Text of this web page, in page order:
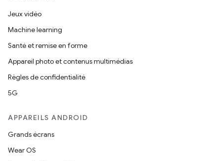
Jeux vidéo
Machine learning
Santé et remise en forme
Appareil photo et contenus multimédias
Règles de confidentialité
5G
APPAREILS ANDROID
Grands écrans
Wear OS